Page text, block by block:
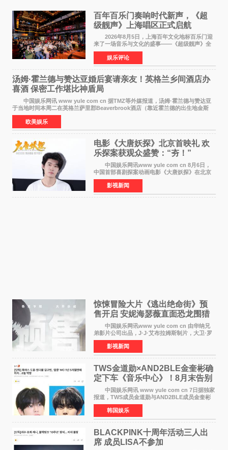
百年百乐门奏响时代新声，《超
级靓声》上海唱区正式启航
2026年8月5日，上海百年文化地标百乐门迎
来了一场音乐与文化的盛事——《超级靓声》全
国励志音乐公益节目上海唱区新闻发布会暨启动
仪式在此隆重举行。各界领导、嘉宾与媒体朋友
齐聚一堂，共同
娱乐评论
汤姆·霍兰德与赞达亚婚后宴请亲友！英格兰乡间酒店办
喜酒 保密工作堪比神盾局
中国娱乐网讯 www yule com cn 据TMZ等外媒报道，汤姆·霍兰德与赞达亚
于当地时间本周二在英格兰萨里郡Beaverbrook酒店（靠近霍兰德的出生地金斯
顿）举办婚宴，邀请家人与朋友们喝喜酒，庆祝
欧美娱乐
电影《大唐妖探》北京首映礼 欢
乐探案获观众盛赞：“夯！”
中国娱乐网讯www yule com cn 8月6日，
中国首部喜剧探案动画电影《大唐妖探》在北京
举办电影首映礼。导演程腾、联合导演黄珉、总
制片人曹紫建、制片人李莹莹，配音导演张喆，
对白指导程寅，领
影视新闻
惊悚冒险大片《逃出绝命街》预
售开启 安妮海瑟薇直面恐龙围猎
中国娱乐网讯www yule com cn 由华纳兄
弟影片公司出品，J·J·艾布拉姆斯制片，大卫·罗
伯特·米切尔执导，好莱坞巨星安妮·海瑟薇和伊万
·麦克格雷格领衔主演的2026暑期惊悚冒险大片
《逃出绝
影视新闻
TWS金道勋×AND2BLE金奎彬确
定下车《音乐中心》！8月末告别
MC席位
中国娱乐网讯 www yule com cn 7日据独家
报道，TWS成员金道勋与AND2BLE成员金奎彬
将于8月离开《音乐中心》MC的位置。 金道
勋与金奎彬于去年3月与H2H A-NA一起被选为
《音乐中心》MC，约1
韩国娱乐
BLACKPINK十周年活动三人出
席 成员LISA不参加